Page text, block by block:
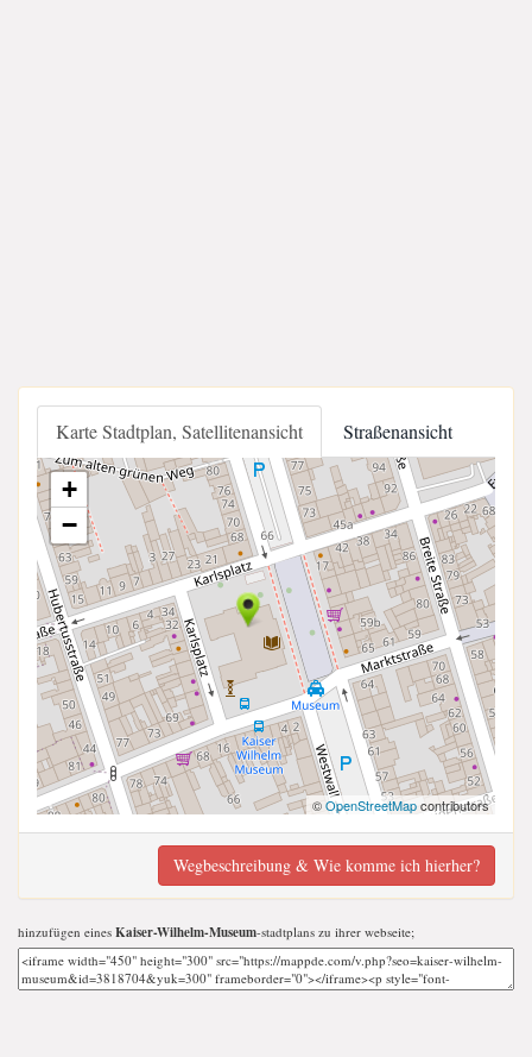
Karte Stadtplan, Satellitenansicht Straßenansicht
+
−
©OpenStreetMapcontributors
Wegbeschreibung & Wie komme ich hierher?
hinzufügen eines Kaiser-Wilhelm-Museum-stadtplans zu ihrer webseite;